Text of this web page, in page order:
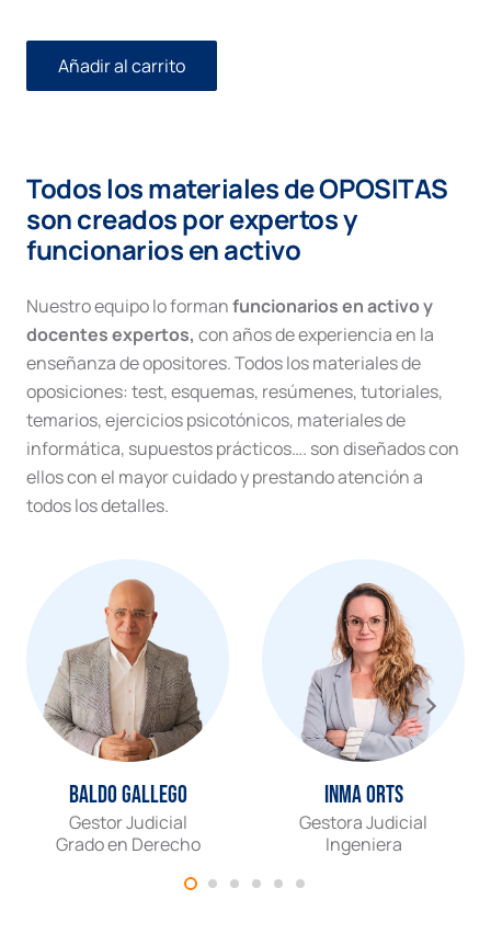
responsable
Añadir al carrito
Todos los materiales de OPOSITAS
son creados por expertos y
funcionarios en activo
Nuestro equipo lo formanfuncionarios en activo y
docentes expertos, con años de experiencia en la
enseñanza de opositores. Todos los materiales de
oposiciones: test, esquemas, resúmenes, tutoriales,
temarios, ejercicios psicotónicos, materiales de
informática, supuestos prácticos…. son diseñados con
ellos con el mayor cuidado y prestando atención a
todos los detalles.
Baldo Gallego
Gestor Judicial
Grado en Derecho
Inma Orts
Gestora Judicial
Ingeniera